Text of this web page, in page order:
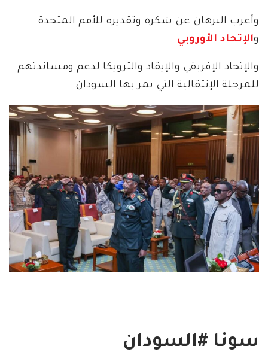
وأعرب البرهان عن شكره وتقديره للأمم المتحدة
والإتحاد الأوروبي
والإتحاد الإفريقي والإيقاد والترويكا لدعم ومساندتهم
للمرحلة الإنتقالية التي يمر بها السودان.
سونا #السودان